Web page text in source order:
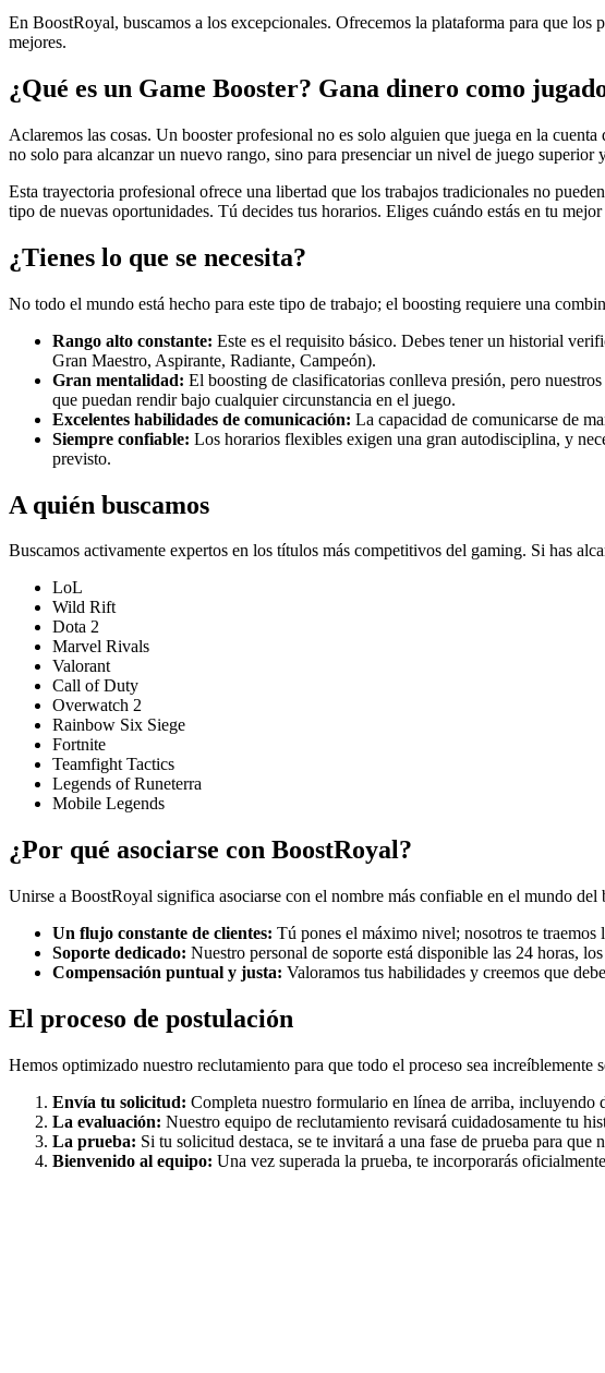
En BoostRoyal, buscamos a los excepcionales. Ofrecemos la plataforma para que
mejores.
¿Qué es un Game Booster? Gana dinero como
Aclaremos las cosas. Un booster profesional no es solo alguien que juega en la
no solo para alcanzar un nuevo rango, sino para presenciar un nivel de juego superior
Esta trayectoria profesional ofrece una libertad que los trabajos tradicionales no
tipo de nuevas oportunidades. Tú decides tus horarios. Eliges cuándo estás en tu
¿Tienes lo que se necesita?
No todo el mundo está hecho para este tipo de trabajo; el boosting requiere una
Rango alto constante: Este es el requisito básico. Debes tener un historial
Gran Maestro, Aspirante, Radiante, Campeón).
Gran mentalidad: El boosting de clasificatorias conlleva presión, pero
que puedan rendir bajo cualquier circunstancia en el juego.
Excelentes habilidades de comunicación: La capacidad de comunicarse de
Siempre confiable: Los horarios flexibles exigen una gran autodisciplina, y
previsto.
A quién buscamos
Buscamos activamente expertos en los títulos más competitivos del gaming. Si has
LoL
Wild Rift
Dota 2
Marvel Rivals
Valorant
Call of Duty
Overwatch 2
Rainbow Six Siege
Fortnite
Teamfight Tactics
Legends of Runeterra
Mobile Legends
¿Por qué asociarse con BoostRoyal?
Unirse a BoostRoyal significa asociarse con el nombre más confiable en el mundo
Un flujo constante de clientes: Tú pones el máximo nivel; nosotros te
Soporte dedicado: Nuestro personal de soporte está disponible las 24 horas,
Compensación puntual y justa: Valoramos tus habilidades y creemos que
El proceso de postulación
Hemos optimizado nuestro reclutamiento para que todo el proceso sea increíblemente
Envía tu solicitud: Completa nuestro formulario en línea de arriba, incluyendo
La evaluación: Nuestro equipo de reclutamiento revisará cuidadosamente tu
La prueba: Si tu solicitud destaca, se te invitará a una fase de prueba para que
Bienvenido al equipo: Una vez superada la prueba, te incorporarás